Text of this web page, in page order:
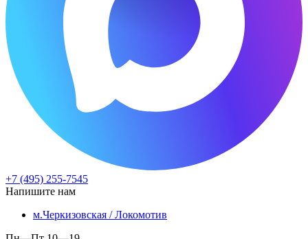
+7 (495) 255-7545
Напишите нам
м.Черкизовская / Локомотив